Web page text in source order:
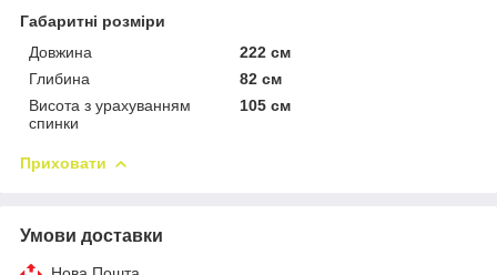
Габаритні розміри
Довжина
222 см
Глибина
82 см
Висота з урахуванням
спинки
105 см
Приховати
Умови доставки